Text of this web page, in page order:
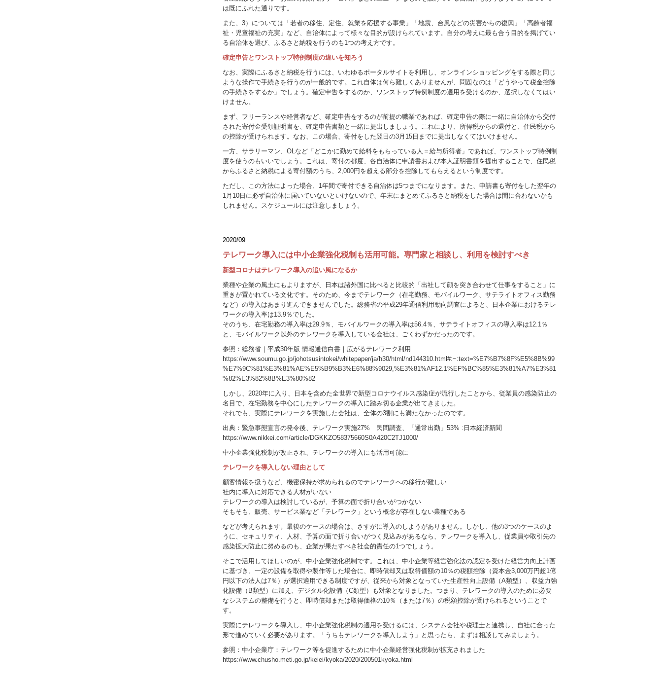
は既にふれた通りです。
また、3）については「若者の移住、定住、就業を応援する事業」「地震、台風などの災害からの復興」「高齢者福
祉・児童福祉の充実」など、自治体によって様々な目的が設けられています。自分の考えに最も合う目的を掲げてい
る自治体を選び、ふるさと納税を行うのも1つの考え方です。
確定申告とワンストップ特例制度の違いを知ろう
なお、実際にふるさと納税を行うには、いわゆるポータルサイトを利用し、オンラインショッピングをする際と同じ
ような操作で手続きを行うのが一般的です。これ自体は何ら難しくありませんが、問題なのは「どうやって税金控除
の手続きをするか」でしょう。確定申告をするのか、ワンストップ特例制度の適用を受けるのか、選択しなくてはい
けません。
まず、フリーランスや経営者など、確定申告をするのが前提の職業であれば、確定申告の際に一緒に自治体から交付
された寄付金受領証明書を、確定申告書類と一緒に提出しましょう。これにより、所得税からの還付と、住民税から
の控除が受けられます。なお、この場合、寄付をした翌日の3月15日までに提出しなくてはいけません。
一方、サラリーマン、OLなど「どこかに勤めて給料をもらっている人＝給与所得者」であれば、ワンストップ特例制
度を使うのもいいでしょう。これは、寄付の都度、各自治体に申請書および本人証明書類を提出することで、住民税
からふるさと納税による寄付額のうち、2,000円を超える部分を控除してもらえるという制度です。
ただし、この方法によった場合、1年間で寄付できる自治体は5つまでになります。また、申請書も寄付をした翌年の
1月10日に必ず自治体に届いていないといけないので、年末にまとめてふるさと納税をした場合は間に合わないかも
しれません。スケジュールには注意しましょう。
2020/09
テレワーク導入には中小企業強化税制も活用可能。専門家と相談し、利用を検討すべき
新型コロナはテレワーク導入の追い風になるか
業種や企業の風土にもよりますが、日本は諸外国に比べると比較的「出社して顔を突き合わせて仕事をすること」に
重きが置かれている文化です。そのため、今までテレワーク（在宅勤務、モバイルワーク、サテライトオフィス勤務
など）の導入はあまり進んできませんでした。総務省の平成29年通信利用動向調査によると、日本企業におけるテレ
ワークの導入率は13.9％でした。
そのうち、在宅勤務の導入率は29.9％、モバイルワークの導入率は56.4％、サテライトオフィスの導入率は12.1％
と、モバイルワーク以外のテレワークを導入している会社は、ごくわずかだったのです。
参照：総務省｜平成30年版 情報通信白書｜広がるテレワーク利用
https://www.soumu.go.jp/johotsusintokei/whitepaper/ja/h30/html/nd144310.html#:~:text=%E7%B7%8F%E5%8B%99
%E7%9C%81%E3%81%AE%E5%B9%B3%E6%88%9029,%E3%81%AF12.1%EF%BC%85%E3%81%A7%E3%81
%82%E3%82%8B%E3%80%82
しかし、2020年に入り、日本を含めた全世界で新型コロナウイルス感染症が流行したことから、従業員の感染防止の
名目で、在宅勤務を中心にしたテレワークの導入に踏み切る企業が出てきました。
それでも、実際にテレワークを実施した会社は、全体の3割にも満たなかったのです。
出典：緊急事態宣言の発令後、テレワーク実施27% 民間調査、「通常出勤」53% :日本経済新聞
https://www.nikkei.com/article/DGKKZO58375660S0A420C2TJ1000/
中小企業強化税制が改正され、テレワークの導入にも活用可能に
テレワークを導入しない理由として
顧客情報を扱うなど、機密保持が求められるのでテレワークへの移行が難しい
社内に導入に対応できる人材がいない
テレワークの導入は検討しているが、予算の面で折り合いがつかない
そもそも、販売、サービス業など「テレワーク」という概念が存在しない業種である
などが考えられます。最後のケースの場合は、さすがに導入のしようがありません。しかし、他の3つのケースのよ
うに、セキュリティ、人材、予算の面で折り合いがつく見込みがあるなら、テレワークを導入し、従業員や取引先の
感染拡大防止に努めるのも、企業が果たすべき社会的責任の1つでしょう。
そこで活用してほしいのが、中小企業強化税制です。これは、中小企業等経営強化法の認定を受けた経営力向上計画
に基づき、一定の設備を取得や製作等した場合に、即時償却又は取得価額の10％の税額控除（資本金3,000万円超1億
円以下の法人は7％）が選択適用できる制度ですが、従来から対象となっていた生産性向上設備（A類型）、収益力強
化設備（B類型）に加え、デジタル化設備（C類型）も対象となりました。つまり、テレワークの導入のために必要
なシステムの整備を行うと、即時償却または取得価格の10％（または7％）の税額控除が受けられるということで
す。
実際にテレワークを導入し、中小企業強化税制の適用を受けるには、システム会社や税理士と連携し、自社に合った
形で進めていく必要があります。「うちもテレワークを導入しよう」と思ったら、まずは相談してみましょう。
参照：中小企業庁：テレワーク等を促進するために中小企業経営強化税制が拡充されました
https://www.chusho.meti.go.jp/keiei/kyoka/2020/200501kyoka.html